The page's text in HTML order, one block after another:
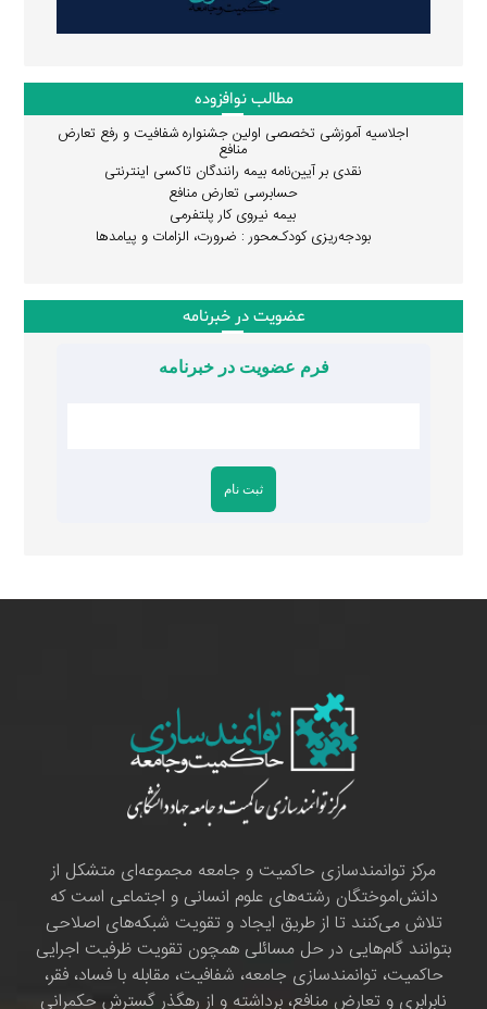
مطالب نوافزوده
اجلاسیه آموزشی تخصصی اولین جشنواره شفافیت و رفع تعارض
منافع
نقدی بر آیین‌نامه بیمه رانندگان تاکسی اینترنتی
حسابرسی تعارض منافع
بیمه نیروی کار پلتفرمی
بودجه‌ریزی کودک‌محور : ضرورت، الزامات و پیامدها
عضویت در خبرنامه
فرم عضویت در خبرنامه
مرکز توانمندسازی حاکمیت و جامعه مجموعه‌ای متشکل از
دانش‌اموختگان رشته‌های علوم انسانی و اجتماعی است که
تلاش می‌کنند تا از طریق ایجاد و تقویت شبکه‌های اصلاحی
بتوانند گام‌هایی در حل مسائلی همچون تقویت ظرفیت اجرایی
حاکمیت، توانمندسازی جامعه، شفافیت، مقابله با فساد، فقر،
نابرابری و تعارض منافع، برداشته و از رهگذر گسترش حکمرانی